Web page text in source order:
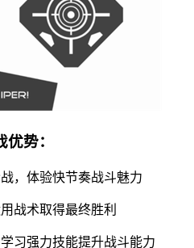
势：
，体验快节奏战斗魅力
战术取得最终胜利
习强力技能提升战斗能力